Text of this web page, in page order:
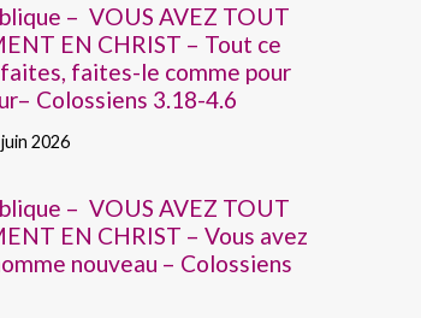
– VOUS AVEZ TOUT
EN CHRIST – Tout ce
faites-le comme pour
Colossiens 3.18-4.6
2026
– VOUS AVEZ TOUT
EN CHRIST – Vous avez
nouveau – Colossiens